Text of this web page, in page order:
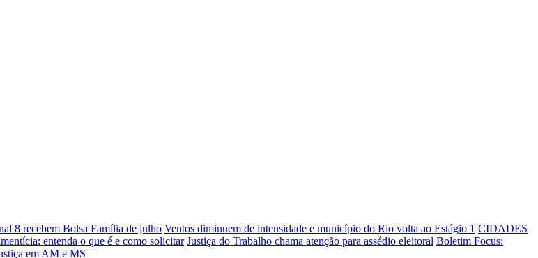
8 recebem Bolsa Família de julho Ventos diminuem de intensidade e município do Rio volta ao Estágio 1 CIDADES
entenda o que é e como solicitar Justiça do Trabalho chama atenção para assédio eleitoral Boletim Focus:
em AM e MS